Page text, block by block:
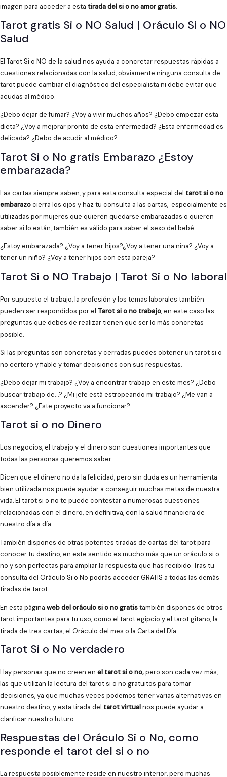
imagen para acceder a esta tirada del si o no amor gratis.
Tarot gratis Si o NO Salud | Oráculo Si o NO
Salud
El Tarot Si o NO de la salud nos ayuda a concretar respuestas rápidas a
cuestiones relacionadas con la salud, obviamente ninguna consulta de
tarot puede cambiar el diagnóstico del especialista ni debe evitar que
acudas al médico.
¿Debo dejar de fumar? ¿Voy a vivir muchos años? ¿Debo empezar esta
dieta? ¿Voy a mejorar pronto de esta enfermedad? ¿Esta enfermedad es
delicada? ¿Debo de acudir al médico?
Tarot Si o No gratis Embarazo ¿Estoy
embarazada?
Las cartas siempre saben, y para esta consulta especial del tarot si o no
embarazocierra los ojos y haz tu consulta a las cartas, especialmente es
utilizadas por mujeres que quieren quedarse embarazadas o quieren
saber si lo están, también es válido para saber el sexo del bebé.
¿Estoy embarazada? ¿Voy a tener hijos?¿Voy a tener una niña? ¿Voy a
tener un niño? ¿Voy a tener hijos con esta pareja?
Tarot Si o NO Trabajo | Tarot Si o No laboral
Por supuesto el trabajo, la profesión y los temas laborales también
pueden ser respondidos por el Tarot si o no trabajo, en este caso las
preguntas que debes de realizar tienen que ser lo más concretas
posible.
Si las preguntas son concretas y cerradas puedes obtener un tarot si o
no certero y fiable y tomar decisiones con sus respuestas.
¿Debo dejar mi trabajo? ¿Voy a encontrar trabajo en este mes? ¿Debo
buscar trabajo de…? ¿Mi jefe está estropeando mi trabajo? ¿Me van a
ascender? ¿Este proyecto va a funcionar?
Tarot si o no Dinero
Los negocios, el trabajo y el dinero son cuestiones importantes que
todas las personas queremos saber.
Dicen que el dinero no da la felicidad, pero sin duda es un herramienta
bien utilizada nos puede ayudar a conseguir muchas metas de nuestra
vida. El tarot si o no te puede contestar a numerosas cuestiones
relacionadas con el dinero, en definitiva, con la salud financiera de
nuestro día a día
También dispones de otras potentes tiradas de cartas del tarot para
conocer tu destino, en este sentido es mucho más que un oráculo si o
no y son perfectas para ampliar la respuesta que has recibido. Tras tu
consulta del Oráculo Si o No podrás acceder GRATIS a todas las demás
tiradas de tarot.
En esta página web del oráculo si o no gratistambién dispones de otros
tarot importantes para tu uso, como el tarot egipcio y el tarot gitano, la
tirada de tres cartas, el Oráculo del mes o la Carta del Día.
Tarot Si o No verdadero
Hay personas que no creen en el tarot si o no,pero son cada vez más,
las que utilizan la lectura del tarot si o no gratuitos para tomar
decisiones, ya que muchas veces podemos tener varias alternativas en
nuestro destino, y esta tirada del tarot virtualnos puede ayudar a
clarificar nuestro futuro.
Respuestas del Oráculo Si o No, como
responde el tarot del si o no
La respuesta posiblemente reside en nuestro interior, pero muchas